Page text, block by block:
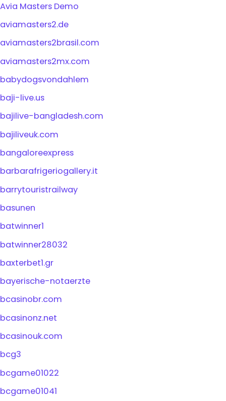
Avia Masters Demo
aviamasters2.de
aviamasters2brasil.com
aviamasters2mx.com
babydogsvondahlem
baji-live.us
bajilive-bangladesh.com
bajiliveuk.com
bangaloreexpress
barbarafrigeriogallery.it
barrytouristrailway
basunen
batwinner1
batwinner28032
baxterbet1.gr
bayerische-notaerzte
bcasinobr.com
bcasinonz.net
bcasinouk.com
bcg3
bcgame01022
bcgame01041